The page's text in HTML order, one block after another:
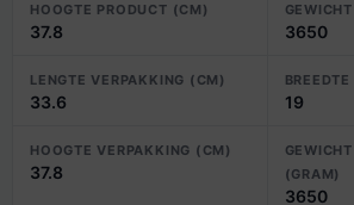
HOOGTE PRODUCT (CM)
37.8 3650
LENGTE VERPAKKING (CM)
33.6 19
HOOGTE VERPAKKING (CM)
37.8
(GRAM)
3650